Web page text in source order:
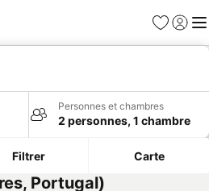
Favoris
Se
Personnes et chambres
2 personnes, 1 chambre
Filtrer Carte
Portugal)